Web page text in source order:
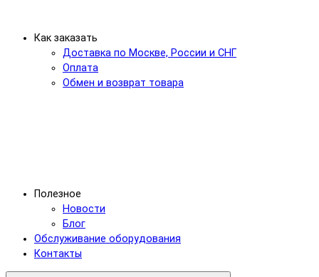
Как заказать
Доставка по Москве, России и СНГ
Оплата
Обмен и возврат товара
Полезное
Новости
Блог
Обслуживание оборудования
Контакты